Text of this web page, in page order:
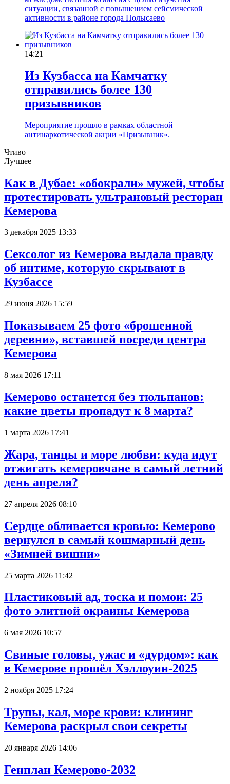
ситуации, связанной с повышением сейсмической
активности в районе города Полысаево
14:21
Из Кузбасса на Камчатку
отправились более 130
призывников
Мероприятие прошло в рамках областной
антинаркотической акции «Призывник».
Чтиво
Лучшее
Как в Дубае: «обокрали» мужей, чтобы
протестировать ультрановый ресторан
Кемерова
3 декабря 2025 13:33
Сексолог из Кемерова выдала правду
об интиме, которую скрывают в
Кузбассе
29 июня 2026 15:59
Показываем 25 фото «брошенной
деревни», вставшей посреди центра
Кемерова
8 мая 2026 17:11
Кемерово останется без тюльпанов:
какие цветы пропадут к 8 марта?
1 марта 2026 17:41
Жара, танцы и море любви: куда идут
отжигать кемеровчане в самый летний
день апреля?
27 апреля 2026 08:10
Сердце обливается кровью: Кемерово
вернулся в самый кошмарный день
«Зимней вишни»
25 марта 2026 11:42
Пластиковый ад, тоска и помои: 25
фото элитной окраины Кемерова
6 мая 2026 10:57
Свиные головы, ужас и «дурдом»: как
в Кемерове прошёл Хэллоуин-2025
2 ноября 2025 17:24
Трупы, кал, море крови: клининг
Кемерова раскрыл свои секреты
20 января 2026 14:06
Генплан Кемерово-2032